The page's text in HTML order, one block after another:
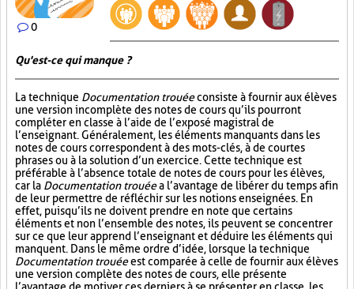
0
Qu'est-ce qui manque ?
La technique Documentation trouéeconsiste à fournir aux élèves
une version incomplète des notes de cours qu’ils pourront
compléter en classe à l’aide de l’exposé magistral de
l’enseignant. Généralement, les éléments manquants dans les
notes de cours correspondent à des mots-clés, à de courtes
phrases ou à la solution d’un exercice. Cette technique est
préférable à l’absence totale de notes de cours pour les élèves,
car la Documentation trouéea l’avantage de libérer du temps afin
de leur permettre de réfléchir sur les notions enseignées. En
effet, puisqu’ils ne doivent prendre en note que certains
éléments et non l’ensemble des notes, ils peuvent se concentrer
sur ce que leur apprend l’enseignant et déduire les éléments qui
manquent. Dans le même ordre d’idée, lorsque la technique
Documentation trouéeest comparée à celle de fournir aux élèves
une version complète des notes de cours, elle présente